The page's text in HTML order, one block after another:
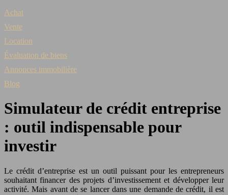
Achat
Vente
Location
Évaluation de biens
Annonces immobilière
Blog
Simulateur de crédit entreprise
: outil indispensable pour
investir
Le crédit d’entreprise est un outil puissant pour les entrepreneurs
souhaitant financer des projets d’investissement et développer leur
activité. Mais avant de se lancer dans une demande de crédit, il est